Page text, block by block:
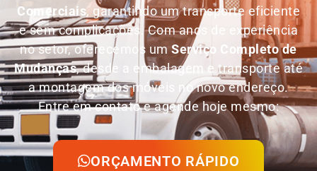
Comerciais, garantindo um transporte eficiente
e sem complicações. Com anos de experiência
no setor, oferecemos umServiço Completo de
Mudanças, desde a embalagem e transporte até
a montagem dos móveis no novo endereço.
Entre em contato e agende hoje mesmo:
ORÇAMENTO RÁPIDO